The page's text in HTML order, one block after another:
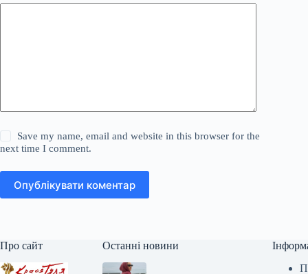
Save my name, email and website in this browser for the
next time I comment.
Опублікувати коментар
Про сайт Останні новини